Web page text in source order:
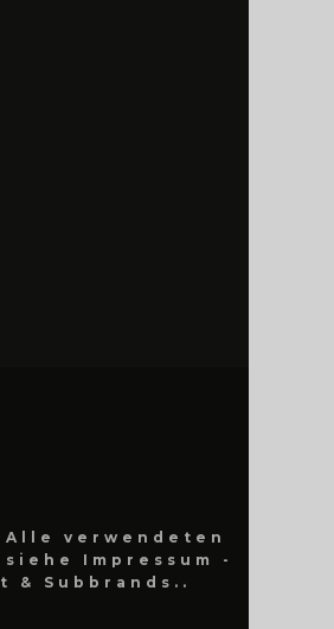
verwendeten
Impressum -
& Subbrands..